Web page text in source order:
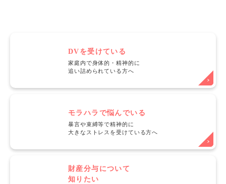
DVを受けている
家庭内で身体的・精神的に
追い詰められている方へ
モラハラで悩んでいる
暴言や束縛等で精神的に
大きなストレスを受けている方へ
財産分与について
知りたい